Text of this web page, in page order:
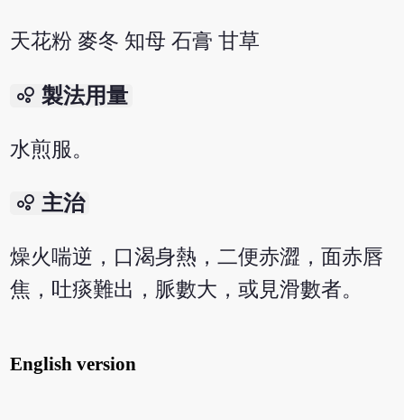
天花粉 麥冬 知母 石膏 甘草
bubble_chart 製法用量
水煎服。
bubble_chart 主治
燥火喘逆，口渴身熱，二便赤澀，面赤唇
焦，吐痰難出，脈數大，或見滑數者。
English version